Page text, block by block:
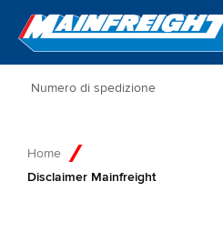
Go to Home
Home
Disclaimer Mainfreight